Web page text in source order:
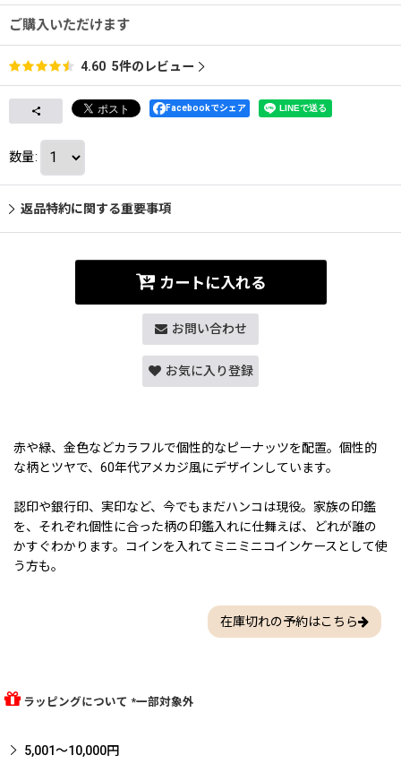
ご購入いただけます
4.60 5件のレビュー
Facebookでシェア
数量:
返品特約に関する重要事項
カートに入れる
お問い合わせ
お気に入り登録
赤や緑、金色などカラフルで個性的なピーナッツを配置。個性的
な柄とツヤで、60年代アメカジ風にデザインしています。
認印や銀行印、実印など、今でもまだハンコは現役。家族の印鑑
を、それぞれ個性に合った柄の印鑑入れに仕舞えば、どれが誰の
かすぐわかります。コインを入れてミニミニコインケースとして使
う方も。
在庫切れの予約はこちら
ラッピングについて *一部対象外
5,001〜10,000円